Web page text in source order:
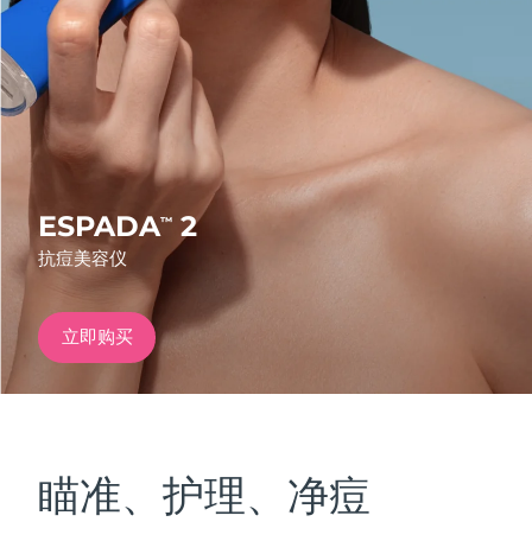
ESPADA™ 2
抗痘美容仪
立即购买
瞄准、护理、净痘
FAQ™ Dual LED Panel
热门产品
特别优惠
红光疗法
英国 预计送达日期
西班牙 8/10/26
澳大利亚 预计送达日期
德国
加拿大
奥地利 预计送达日期